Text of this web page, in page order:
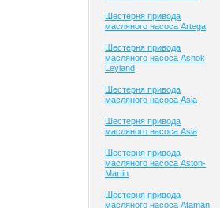
Шестерня привода
масляного насоса Artega
Шестерня привода
масляного насоса Ashok
Leyland
Шестерня привода
масляного насоса Asia
Шестерня привода
масляного насоса Asia
Шестерня привода
масляного насоса Aston-
Martin
Шестерня привода
масляного насоса Ataman